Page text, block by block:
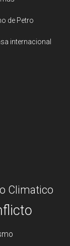
de Petro
internacional
Climatico